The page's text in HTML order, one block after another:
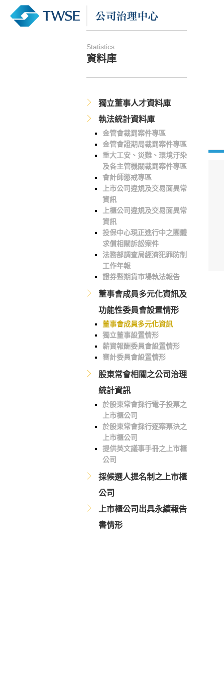
Statistics
資料庫
獨立董事人才資料庫
執法統計資料庫
金管會裁罰案件專區
金管會證期局裁罰案件專區
重大工安、災難、環境汙染
及各主管機關裁罰案件專區
會計師懲戒專區
上市公司違規及交易面異常
資訊
上櫃公司違規及交易面異常
資訊
投保中心現正進行中之團體
求償相關訴訟案件
法務部調查局經濟犯罪防制
工作年報
證券暨期貨市場執法報告
董事會成員多元化資訊及
功能性委員會設置情形
董事會成員多元化資訊
獨立董事設置情形
薪資報酬委員會設置情形
審計委員會設置情形
股東常會相關之公司治理
統計資訊
於股東常會採行電子投票之
上市櫃公司
於股東常會採行逐案票決之
上市櫃公司
提供英文議事手冊之上市櫃
公司
採候選人提名制之上市櫃
公司
上市櫃公司出具永續報告
書情形